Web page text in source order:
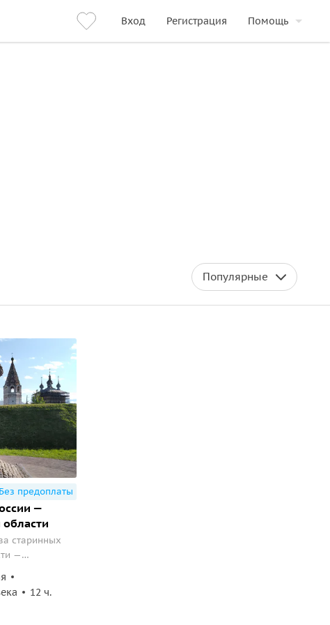
Вход Регистрация Помощь
Популярные
Без предоплаты
—
старинных
—
12 ч.